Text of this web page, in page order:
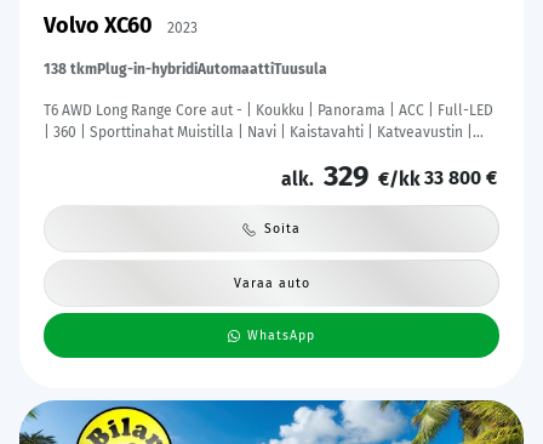
Volvo XC60 2023
138 tkmPlug-in-hybridiAutomaattiTuusula
T6 AWD Long Range Core aut - | Koukku | Panorama | ACC | Full-LED
| 360 | Sporttinahat Muistilla | Navi | Kaistavahti | Katveavustin |
alk. 329 €/kk33 800 €
Soita
Varaa auto
WhatsApp